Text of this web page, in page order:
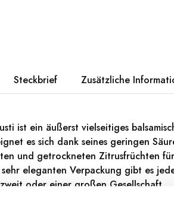
Steckbrief Zusätzliche
ist ein äußerst vielseitiges
es sich dank seines geringen
und getrockneten Zitrusfrüchten
eleganten Verpackung gibt es
oder einer großen Gesellschaft.